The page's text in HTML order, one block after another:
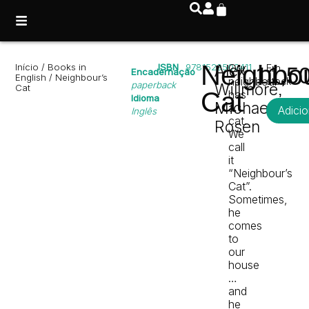
Início / Books in
English / Neighbour’s
Cat
Encadernação
paperback
Idioma
Inglês
ISBN 9781529502411
Cat
Alex
Willmore,
Michael
Rosen
Our
neighbour
has
a
cat.
We
call
it
“Neighbour’s
Cat”.
Sometimes,
he
comes
to
our
house
…
and
he
Em
stock